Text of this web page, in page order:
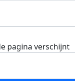
pagina verschijnt